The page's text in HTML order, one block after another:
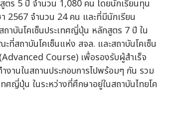
ตร 5 ปี จำนวน 1,080 คน โดยนักเรียนทุน
2567 จำนวน 24 คน และที่มีนักเรียน
าบันโคเซ็นประเทศญี่ปุ่น หลักสูตร 7 ปี ใน
สถาบันโคเซ็นแห่ง สจล. และสถาบันโคเซ็น
Course) เพื่อรองรับผู้สำเร็จ
งานในสถานประกอบการไปพร้อมๆ กัน รวม
ศญี่ปุ่น ในระหว่างที่ศึกษาอยู่ในสถาบันไทยโค